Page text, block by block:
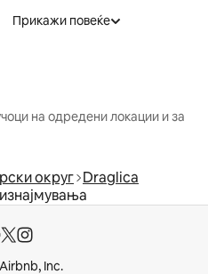
Прикажи повеќе
на одредени локации и за
округ Draglica
Inc.